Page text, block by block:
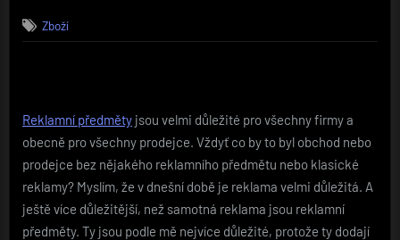
Zboží
Reklamní předměty jsou velmi důležité pro všechny firmy a
obecně pro všechny prodejce. Vždyť co by to byl obchod nebo
prodejce bez nějakého reklamního předmětu nebo klasické
reklamy? Myslím, že v dnešní době je reklama velmi důležitá. A
ještě více důležitější, než samotná reklama jsou reklamní
předměty. Ty jsou podle mě nejvíce důležité, protože ty dodají